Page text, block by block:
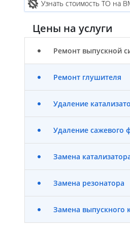
Узнать стоимость ТО на
Цены на услуги
Ремонт выпускной
Ремонт глушителя
Удаление
Удаление сажевого
Замена
Замена резонатора
Замена выпускного